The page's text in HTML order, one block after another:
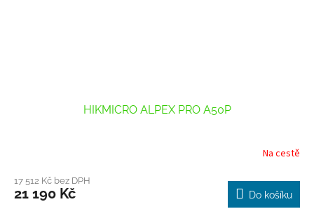
HIKMICRO ALPEX PRO A50P
Na cestě
17 512 Kč bez DPH
21 190 Kč Do košíku